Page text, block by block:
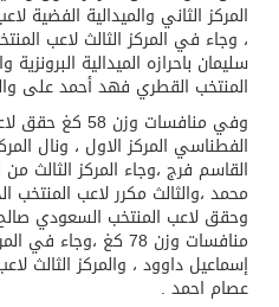
المركز الثاني والميدالية الفضية
، وجاء في المركز الثالث لاعب
سليمان باحرازه الميدالية
المنتخب القطري فهد أحمد على
وفي منافسات
الفطناسي المركز الاول ، ونال
القاسم فرج ،وجاء المركز الثالث
محمد ،والثالث مكرر لاعب المنتخب
وحقق لاعب المنتخب السعودي
منافسات وزن 78 كغ
إسماعيل داوود ، والمركز الثالث
عصام احمد .